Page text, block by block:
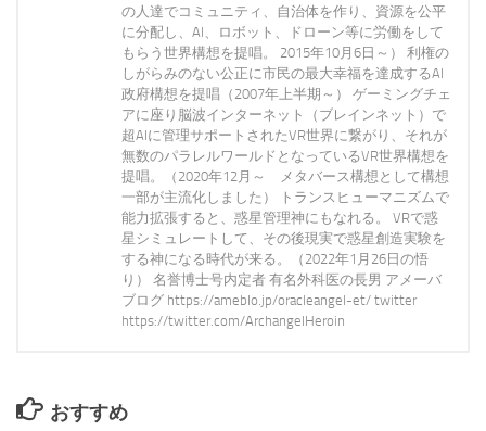
の人達でコミュニティ、自治体を作り、資源を公平
に分配し、AI、ロボット、ドローン等に労働をして
もらう世界構想を提唱。 2015年10月6日～） 利権の
しがらみのない公正に市民の最大幸福を達成するAI
政府構想を提唱（2007年上半期～） ゲーミングチェ
アに座り脳波インターネット（ブレインネット）で
超AIに管理サポートされたVR世界に繋がり、それが
無数のパラレルワールドとなっているVR世界構想を
提唱。（2020年12月～ メタバース構想として構想
一部が主流化しました） トランスヒューマニズムで
能力拡張すると、惑星管理神にもなれる。 VRで惑
星シミュレートして、その後現実で惑星創造実験を
する神になる時代が来る。（2022年1月26日の悟
り） 名誉博士号内定者 有名外科医の長男 アメーバ
ブログ https://ameblo.jp/oracleangel-et/ twitter
https://twitter.com/ArchangelHeroin
おすすめ